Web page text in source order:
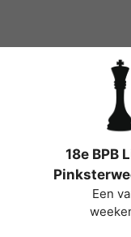
de
18e BPB
Een